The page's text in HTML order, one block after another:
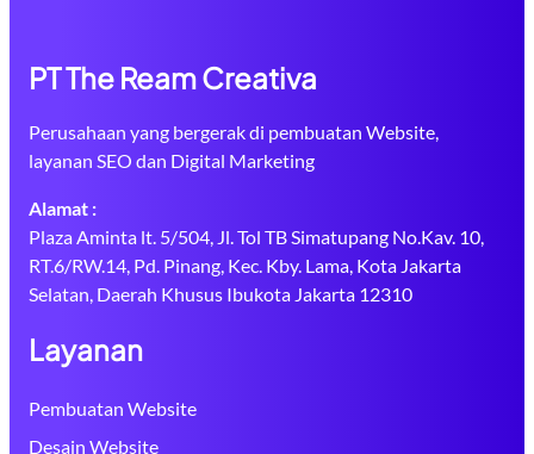
PT The Ream Creativa
Perusahaan yang bergerak di pembuatan Website,
layanan SEO dan Digital Marketing
Alamat :
Plaza Aminta lt. 5/504, Jl. Tol TB Simatupang No.Kav. 10,
RT.6/RW.14, Pd. Pinang, Kec. Kby. Lama, Kota Jakarta
Selatan, Daerah Khusus Ibukota Jakarta 12310
Layanan
Pembuatan Website
Desain Website